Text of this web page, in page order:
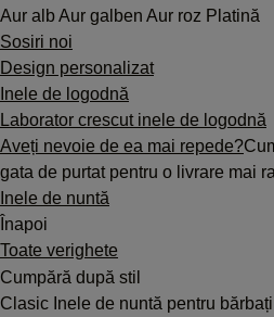
Aur albAur galben Aur roz Platină
Sosiri noi
Design personalizat
Inele de logodnă
Laborator crescut inele de logodnă
Aveți nevoie de ea mai repede?
gata de purtat pentru o livrare mai
Inele de nuntă
Înapoi
Toate verighete
Cumpără după stil
Clasic Inele de nuntă pentru bărbați